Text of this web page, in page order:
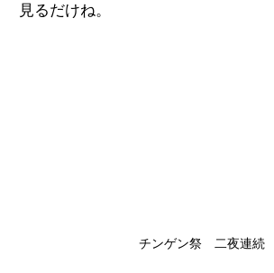
見るだけね。
チンゲン祭 二夜連続